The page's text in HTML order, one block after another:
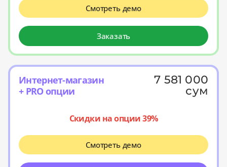
Смотреть демо
Заказать
Интернет-магазин
+ PRO опции
7 581 000
сум
Скидки на опции 39%
Смотреть демо